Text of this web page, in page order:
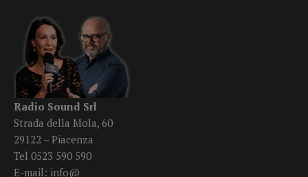
Radio Sound Srl
Strada della Mola, 60
29122 – Piacenza
Tel 0523 590 590
E-mail: info@